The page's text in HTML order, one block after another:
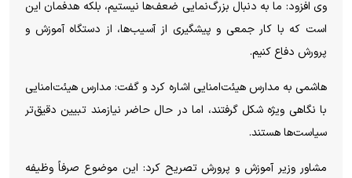
وی افزود: ما به دنبال بزرگ‌نمایی ضعف‌ها نیستیم، بلکه هدفمان این
است که با کار جمعی و پیشگیری از آسیب‌ها، از دستگاه آموزش و
پرورش دفاع کنیم.
هاشمی به مدارس هیئت‌امنایی اشاره کرد و گفت: مدارس هیئت‌امنایی
با نگاهی ویژه شکل گرفتند، اما در حال حاضر نیازمند تبیین دقیق‌تر
سیاست‌ها هستند.
مشاور وزیر آموزش و پرورش تصریح کرد: این موضوع صرفاً وظیفه